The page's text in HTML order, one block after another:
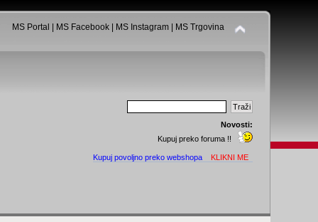
MS Portal MS Facebook| MS Instagram| MS Trgovina
Novosti:
Kupuj preko foruma !!
Kupuj povoljno preko webshopa KLIKNI ME